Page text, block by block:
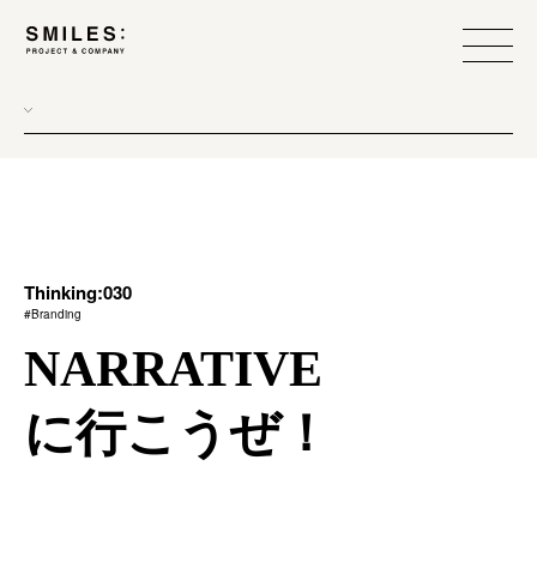
scope
team management
method
Thinking:030
#Branding
NARRATIVE
に行こうぜ！